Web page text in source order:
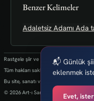
Benzer Kelimeler
AdaletsizAdamı Ada
Rastgele şiir ve kelimeler her 24
Tüm hakları saklıdır.(biz kaybettik
Bu site, sanatı ve yaratıcılığı dijital
© 2026 Art-ı Sanat
📬 Günlük
eklenmek
Evet,